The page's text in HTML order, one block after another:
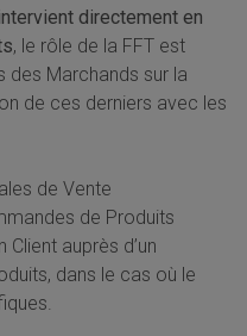
directement en
, le rôle de la FFT est
des Marchands sur la
de ces derniers avec les
de Vente
de Produits
auprès d’un
dans le cas où le